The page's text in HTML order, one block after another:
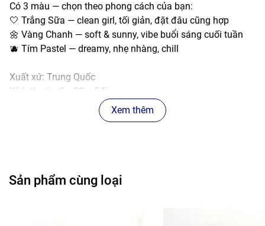
Có 3 màu — chọn theo phong cách của bạn:
🤍 Trắng Sữa — clean girl, tối giản, đặt đâu cũng hợp
🌼 Vàng Chanh — soft & sunny, vibe buổi sáng cuối tuần
🫐 Tím Pastel — dreamy, nhẹ nhàng, chill
Xuất xứ: Trung Quốc
Kích thước: 9 x 22 x 5,5 cm
Xem thêm
Sản phẩm cùng loại